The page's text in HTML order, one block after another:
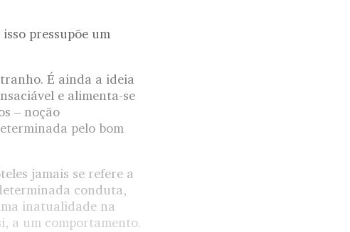
pressupõe um
É ainda a ideia
e alimenta-se
– noção
pelo bom
jamais se refere a
conduta,
inatualidade na
a um comportamento.